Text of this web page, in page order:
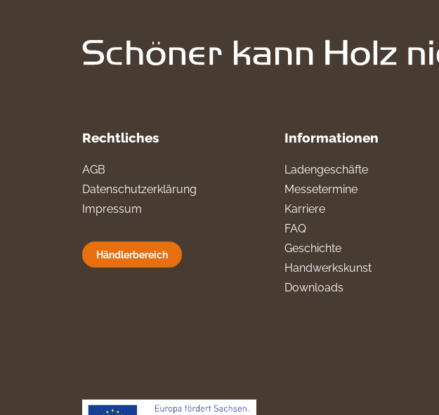
Rechtliches
AGB
Datenschutzerklärung
Impressum
Händlerbereich
Informationen
Ladengeschäfte
Messetermine
Karriere
FAQ
Geschichte
Handwerkskunst
Downloads